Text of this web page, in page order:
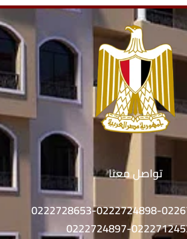
تواصل معنا
0222728653-0222724898-
0222724897-